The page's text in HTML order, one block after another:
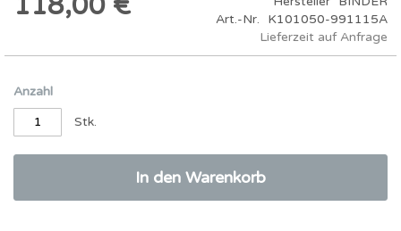
Art.-Nr.
K101050-991115A
Lieferzeit auf Anfrage
Anzahl
Stk.
In den Warenkorb